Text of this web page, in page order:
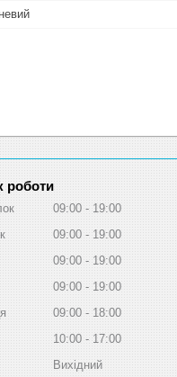
роботи
09:00
19:00
09:00
19:00
09:00
19:00
09:00
19:00
09:00
18:00
10:00
17:00
Вихідний